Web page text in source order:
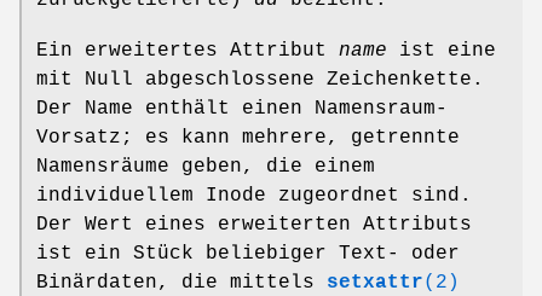
Ein erweitertes Attribut name ist eine
mit Null abgeschlossene Zeichenkette.
Der Name enthält einen Namensraum-
Vorsatz; es kann mehrere, getrennte
Namensräume geben, die einem
individuellem Inode zugeordnet sind.
Der Wert eines erweiterten Attributs
ist ein Stück beliebiger Text- oder
Binärdaten, die mittels setxattr(2)